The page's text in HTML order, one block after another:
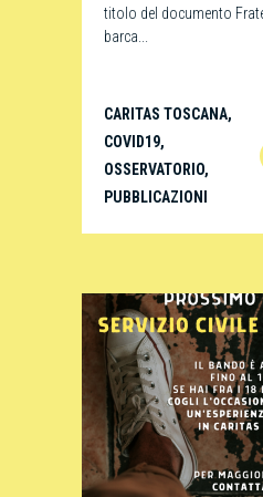
titolo del documento
barca...
CARITAS TOSCANA,
COVID19,
OSSERVATORIO,
PUBBLICAZIONI